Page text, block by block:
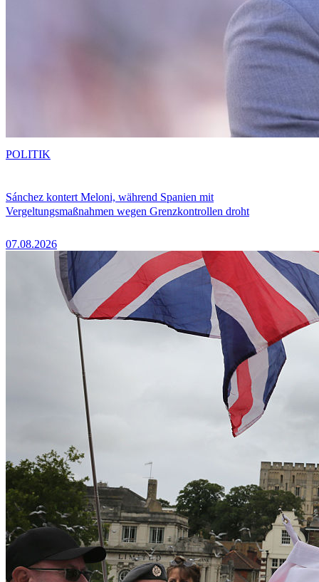
Sánchez kontert Meloni, während Spanien mit
Vergeltungsmaßnahmen wegen Grenzkontrollen droht
07.08.2026
POLITIK